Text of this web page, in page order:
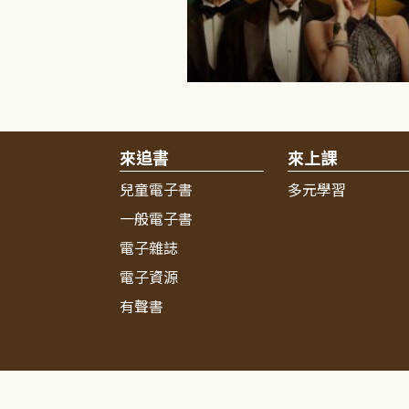
來追書
兒童電子書
一般電子書
電子雜誌
電子資源
有聲書
來上課
多元學習